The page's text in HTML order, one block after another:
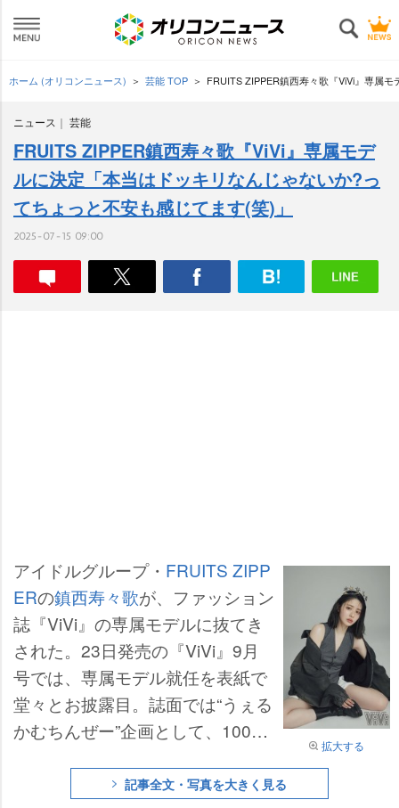
ホーム (オリコンニュース) 芸能 TOP FRUITS ZIPPER鎮西寿々歌『ViVi』専属
ニュース 芸能
FRUITS ZIPPER鎮西寿々歌『ViVi』専属モデ
ルに決定「本当はドッキリなんじゃないか?っ
てちょっと不安も感じてます(笑)」
2025-07-15 09:00
拡大する
アイドルグループ・ FRUITS ZIPP
ERの鎮西寿々歌が、ファッション
誌『ViVi』の専属モデルに抜てき
された。23日発売の『ViVi』9月
号では、専属モデル就任を表紙で
堂々とお披露目。誌面では“うぇる
かむちんぜー”企画として、100の
も掲載される。記事全文・写真を大きく見る